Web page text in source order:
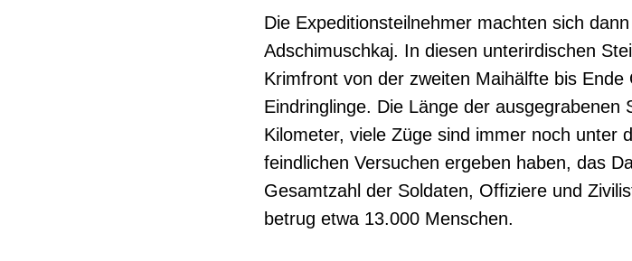
Die Expeditionsteilnehmer machten sich
Adschimuschkaj. In diesen unterirdischen
Krimfront von der zweiten Maihälfte bis
Eindringlinge. Die Länge der
Kilometer, viele Züge sind immer noch unter
feindlichen Versuchen ergeben haben, das
Gesamtzahl der Soldaten, Offiziere und
betrug etwa 13.000 Menschen.